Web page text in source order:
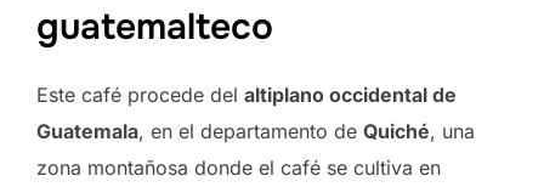
guatemalteco
Este café procede del altiplano occidental de
Guatemala, en el departamento de Quiché, una
zona montañosa donde el café se cultiva en